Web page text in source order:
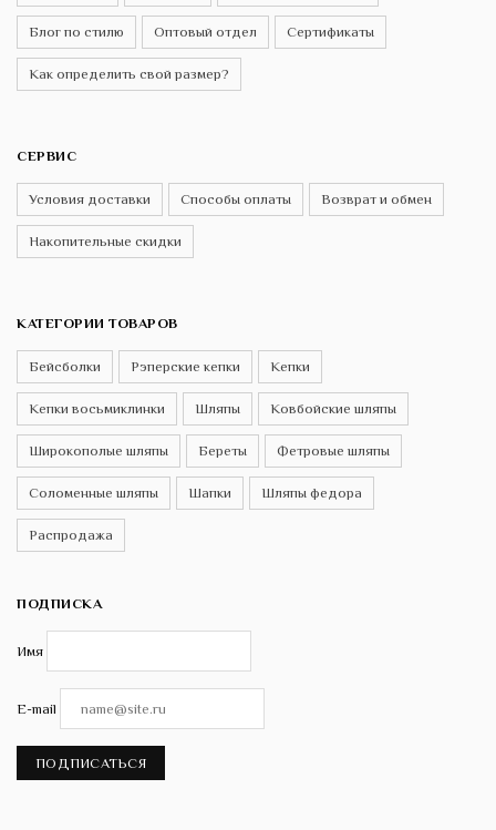
Блог по стилю Оптовый отдел Сертификаты
Как определить свой размер?
СЕРВИС
Условия доставки Способы оплаты Возврат и обмен
Накопительные скидки
КАТЕГОРИИ ТОВАРОВ
Бейсболки Рэперские кепки Кепки
Кепки восьмиклинки Шляпы Ковбойские шляпы
Широкополые шляпы Береты Фетровые шляпы
Соломенные шляпы Шапки Шляпы федора
Распродажа
ПОДПИСКА
Имя
E-mail
ПОДПИСАТЬСЯ